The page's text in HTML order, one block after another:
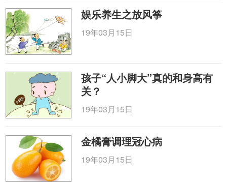
柱病专科、血症(血液病)专科、针灸科)。在07年卫生
部中国最佳医院之专科排名榜(中西医院一起排序)
中，我院妇科排名第八位，骨科排名第九位，在广东
省乃至全国中医医疗机构中排名第一。医院在运用中
医温病学理论防治病毒性疾病方面具有丰富的成功经
验。在2003年抗击“非典型肺炎”的战斗中，作为广东
省中医治疗非典专家组组长单位，成功采用中西医结
合方法治愈70例确诊非典型肺炎病人，并应邀会诊了
市八人民医院、中山二院、中山三院、省中医院等37
名病人，取得了“抗非”战役的“双零”(零死亡率、零院
内感染)战绩，受到省市政府的表彰，中医的疗效受到
世界卫生组织专家的赞赏，医院应邀在香港、台湾等
地区推广传授“非典”的“综合治疗方案”。目前医院配备
娱乐养生之放风筝
19年03月15日
孩子“人小脚大”真的和身高有
关？
19年03月15日
金橘膏调理冠心病
19年03月15日